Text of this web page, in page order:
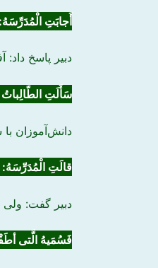
أَجابَتِ
دبیر پاسخ
سَأَلَتِ
دانش‌آموزان
قالَتِ
دبیر گفت:
فَسُمَیهُ الَّتی